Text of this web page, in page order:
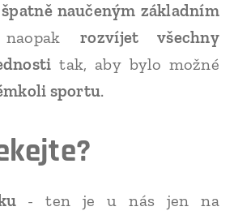
naučeným základním
rozvíjet všechny
tak, aby bylo možné
sportu.
- ten je u nás jen na